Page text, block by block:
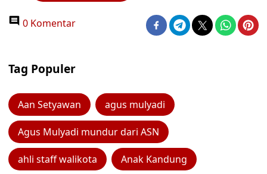
0 Komentar
Tag Populer
Aan Setyawan agus mulyadi
Agus Mulyadi mundur dari ASN
ahli staff walikota Anak Kandung